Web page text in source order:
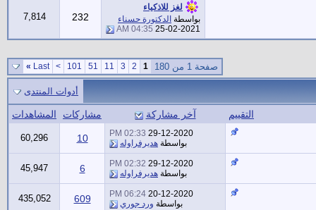
لغز للاذكياء
بواسطة الدكتورة حسناء
25-02-2021
04:35 AM
232
7,814
صفحة 1 من 180 1
2
3
11
51
101
>
Last
»
أدوات المنتدى
التقييم آخر مشاركة مشاركات المشاهدات
29-12-2020
02:33 PM
بواسطة هديرفراوله 10
60,296
29-12-2020
02:32 PM
بواسطة هديرفراوله 6
45,947
20-12-2020
06:24 PM
بواسطة ورد جوري 609
435,052